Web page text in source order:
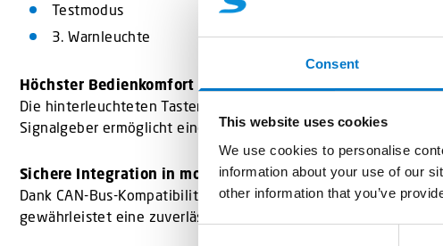
Consent
This website uses cookies
We use cookies to personalise
information about your use of our
other information that you’ve
Testmodus
3. Warnleuchte
Höchster Bedienkomfort bei Tag und Nacht
Die hinterleuchteten Tasten mit frei wählbaren Farben und
Signalgeber ermöglicht eine zusätzliche Funktionsbestätigung
Sichere Integration in moderne Fahrzeugsysteme
Dank CAN-Bus-Kompatibilität ist das BT-2006 ideal für
gewährleistet eine zuverlässige Funktion auch unter